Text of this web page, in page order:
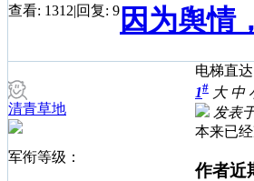
查看: 1312|回复: 9 因为舆情
清青草地
军衔等级：
电梯直达
1# 大 中
发表
本来已
作者近